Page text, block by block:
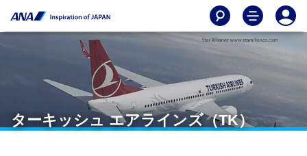
ターキッシュ エアラインズ（TK）